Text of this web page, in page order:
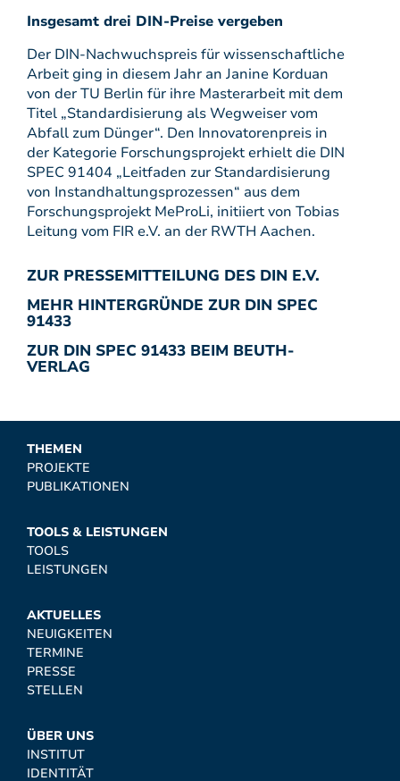
Insgesamt drei DIN-Preise vergeben
Der DIN-Nachwuchspreis für wissenschaftliche
Arbeit ging in diesem Jahr an Janine Korduan
von der TU Berlin für ihre Masterarbeit mit dem
Titel „Standardisierung als Wegweiser vom
Abfall zum Dünger“. Den Innovatorenpreis in
der Kategorie Forschungsprojekt erhielt die DIN
SPEC 91404 „Leitfaden zur Standardisierung
von Instandhaltungsprozessen“ aus dem
Forschungsprojekt MeProLi, initiiert von Tobias
Leitung vom FIR e.V. an der RWTH Aachen.
ZUR PRESSEMITTEILUNG DES DIN E.V.
MEHR HINTERGRÜNDE ZUR DIN SPEC
91433
ZUR DIN SPEC 91433 BEIM BEUTH-
VERLAG
THEMEN
PROJEKTE
PUBLIKATIONEN
TOOLS & LEISTUNGEN
TOOLS
LEISTUNGEN
AKTUELLES
NEUIGKEITEN
TERMINE
PRESSE
STELLEN
ÜBER UNS
INSTITUT
IDENTITÄT